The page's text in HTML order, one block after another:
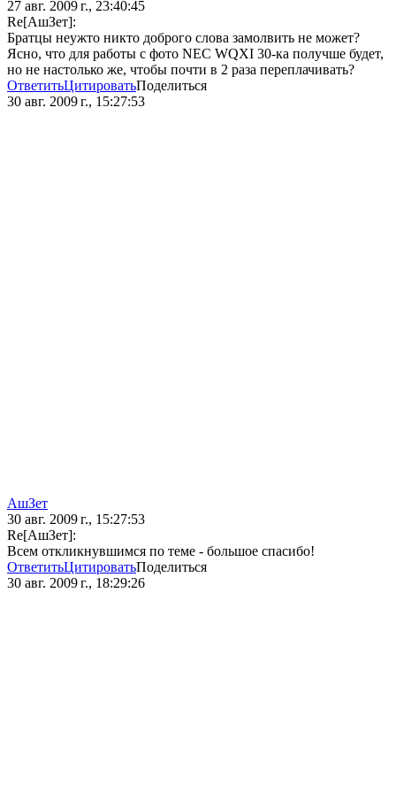
27 авг. 2009 г., 23:40:45
Re[АшЗет]:
Братцы неужто никто доброго слова замолвить не может?
Ясно, что для работы с фото NEC WQXI 30-ка получше будет,
но не настолько же, чтобы почти в 2 раза переплачивать?
ОтветитьЦитироватьПоделиться
30 авг. 2009 г., 15:27:53
АшЗет
30 авг. 2009 г., 15:27:53
Re[АшЗет]:
Всем откликнувшимся по теме - большое спасибо!
ОтветитьЦитироватьПоделиться
30 авг. 2009 г., 18:29:26